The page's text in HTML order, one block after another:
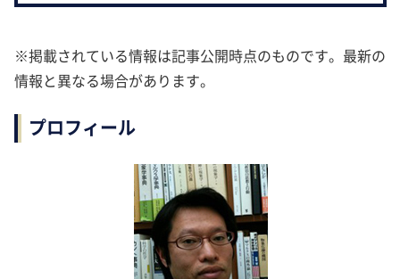
※掲載されている情報は記事公開時点のものです。最新の
情報と異なる場合があります。
プロフィール